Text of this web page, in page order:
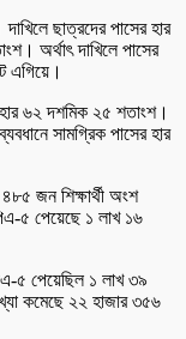
ছাত্রদের পাসের হার
অর্থাৎ দাখিলে পাসের
এগিয়ে।
হার ৬২ দশমিক ২৫ শতাংশ।
সামগ্রিক পাসের হার
জন শিক্ষার্থী অংশ
৫ পেয়েছে ১ লাখ ১৬
৫ পেয়েছিল ১ লাখ ৩৯
কমেছে ২২ হাজার ৩৫৬